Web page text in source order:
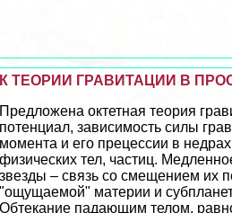
К ТЕОРИИ ГРАВИТАЦИИ В
Предложена октетная теория
потенциал, зависимость силы
момента и его прецессии в недрах
физических тел, частиц.
звезды – связь со смещением их
"ощущаемой" материи и
Обтекание падающим телом,